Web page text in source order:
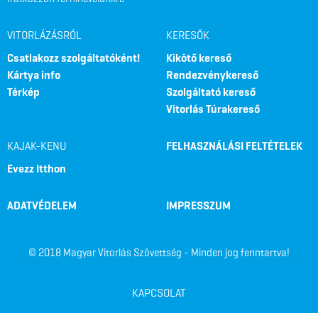
VITORLÁZÁSRÓL
Csatlakozz szolgáltatóként!
Kártya info
Térkép
KERESŐK
Kikötő kereső
Rendezvénykereső
Szolgáltató kereső
Vitorlás Túrakereső
KAJAK-KENU
Evezz Itthon
FELHASZNÁLÁSI FELTÉTELEK
ADATVÉDELEM IMPRESSZUM
© 2018 Magyar Vitorlás Szövettség - Minden jog fenntartva!
KAPCSOLAT